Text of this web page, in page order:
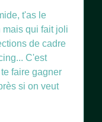
t'as le
mais qui fait joli
de cadre
C'est
faire gagner
si on veut